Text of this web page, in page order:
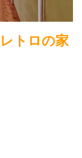
トロの家